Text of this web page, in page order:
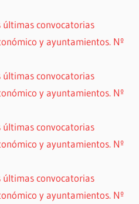
últimas convocatorias
y ayuntamientos. Nº
últimas convocatorias
y ayuntamientos. Nº
últimas convocatorias
y ayuntamientos. Nº
últimas convocatorias
y ayuntamientos. Nº